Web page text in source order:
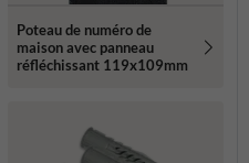
Poteau de numéro de
maison avec panneau
réfléchissant 119x109mm